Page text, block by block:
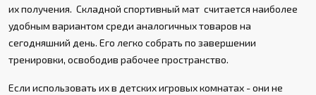
их получения. Складной спортивный мат считается наиболее
удобным вариантом среди аналогичных товаров на
сегодняшний день. Его легко собрать по завершении
тренировки, освободив рабочее пространство.
Если использовать их в детских игровых комнатах - они не